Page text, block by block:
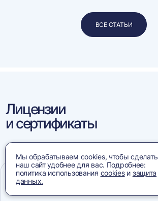
ВСЕ СТАТЬИ
Лицензии
и сертификаты
Конвейеры:
ПРИМЕНИТЬ
ЗАКРЫТЬ
ЗАКРЫТЬ
ЗАКРЫТЬ
Мы обрабатываем cookies, чтобы сделать
наш сайт удобнее для вас. Подробнее:
политика использования cookiesи защита
данных.